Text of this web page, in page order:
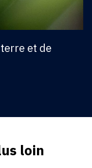
et de
loin